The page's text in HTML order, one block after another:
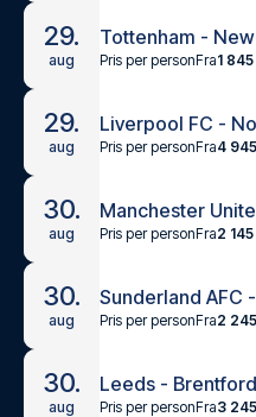
29.
aug
Tottenham -
Pris per personFra1
29.
aug
Liverpool FC -
Pris per personFra4
30.
aug
Manchester
Pris per personFra2
30.
aug
Sunderland AFC
Pris per personFra2
30.
aug
Leeds - Brentford
Pris per personFra3